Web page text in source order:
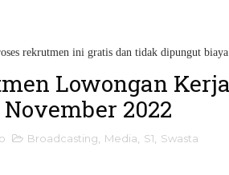
rekrutmen ini gratis dan tidak dipungut
Lowongan
November 2022
Broadcasting Media S1 Swasta